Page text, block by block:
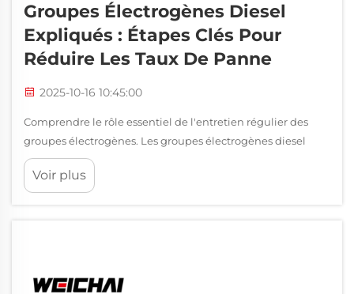
Groupes Électrogènes Diesel
Expliqués : Étapes Clés Pour
Réduire Les Taux De Panne
2025-10-16 10:45:00
Comprendre le rôle essentiel de l'entretien régulier des
groupes électrogènes. Les groupes électrogènes diesel
constituent une infrastructure électrique critique dans de
nombreux secteurs, allant des établissements de santé aux
Voir plus